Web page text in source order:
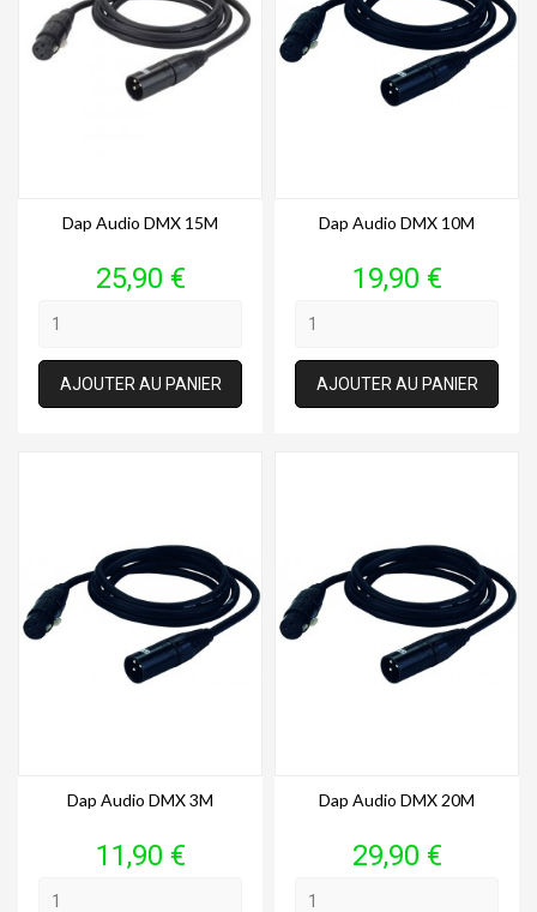
Dap Audio DMX 15M
Prix
25,90 €
AJOUTER AU PANIER
Dap Audio DMX 10M
Prix
19,90 €
AJOUTER AU PANIER
Dap Audio DMX 3M
Prix
11,90 €
Dap Audio DMX 20M
Prix
29,90 €